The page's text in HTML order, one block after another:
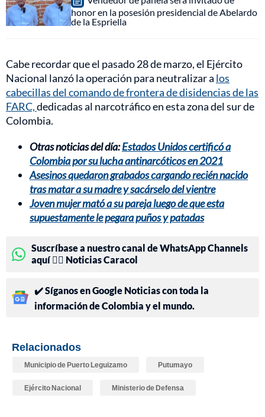
honor en la posesión presidencial de Abelardo
de la Espriella
Cabe recordar que el pasado 28 de marzo, el Ejército
Nacional lanzó la operación para neutralizar a los
cabecillas del comando de frontera de disidencias de las
FARC,dedicadas al narcotráfico en esta zona del sur de
Colombia.
Otras noticias del día:Estados Unidos certificó a
Colombia por su lucha antinarcóticos en 2021
Asesinos quedaron grabados cargando recién nacido
tras matar a su madre y sacárselo del vientre
Joven mujer mató a su pareja luego de que esta
supuestamente le pegara puños y patadas
Suscríbase a nuestro canal de WhatsApp Channels
aquí 👉🏻 Noticias Caracol
✔️ Síganos en Google Noticias con toda la
información de Colombia y el mundo.
Relacionados
Municipio de Puerto Leguizamo Putumayo
Ejército Nacional Ministerio de Defensa